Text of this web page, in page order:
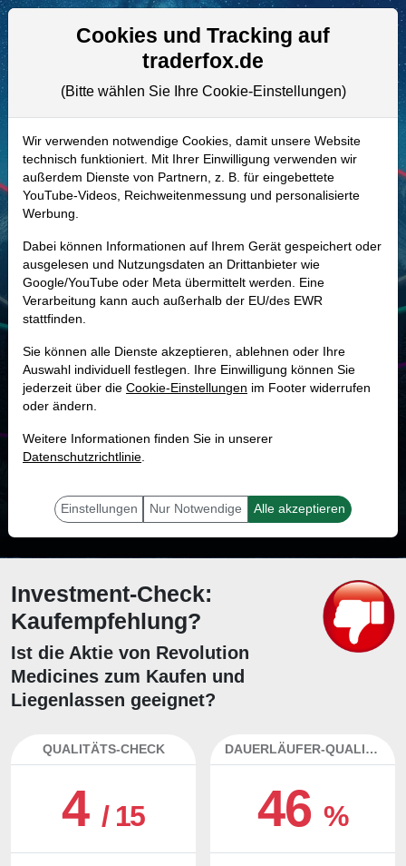
Aktien- und Artikelsuche
A2PYWG | RVMD–Revolution
Medicines Aktie
Realtime-Aktienkurs:
- - -
-
Marktkapitalisierung 43,97 Mrd. USD
Unternehmenswert
Umsatz
93.0 %
mit dieser Aktie erfolgreich sein.
Investment-Check:
Kaufempfehlung?
Ist die Aktie von Revolution
Medicines zum Kaufen und
Liegenlassen geeignet?
QUALITÄTS-CHECK
4/ 15
DAUERLÄUFER-QUALITÄTEN
46%
Cookies und Tracking auf
traderfox.de
(Bitte wählen Sie Ihre Cookie-Einstellungen)
Wir verwenden notwendige Cookies, damit unsere Website
technisch funktioniert. Mit Ihrer Einwilligung verwenden wir
außerdem Dienste von Partnern, z. B. für eingebettete
YouTube-Videos, Reichweitenmessung und personalisierte
Werbung.
Dabei können Informationen auf Ihrem Gerät gespeichert oder
ausgelesen und Nutzungsdaten an Drittanbieter wie
Google/YouTube oder Meta übermittelt werden. Eine
Verarbeitung kann auch außerhalb der EU/des EWR
stattfinden.
Sie können alle Dienste akzeptieren, ablehnen oder Ihre
Auswahl individuell festlegen. Ihre Einwilligung können Sie
jederzeit über die Cookie-Einstellungen im Footer widerrufen
oder ändern.
Weitere Informationen finden Sie in unserer
Datenschutzrichtlinie.
Einstellungen Nur Notwendige Alle akzeptieren